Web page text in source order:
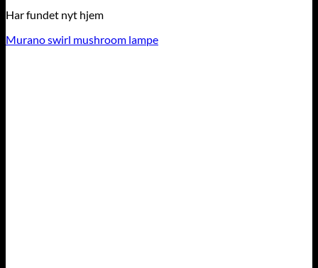
Har fundet nyt hjem
Murano swirl mushroom lampe